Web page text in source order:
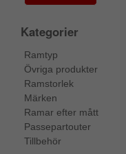
Kategorier
Ramtyp
Övriga produkter
Ramstorlek
Märken
Ramar efter mått
Passepartouter
Tillbehör